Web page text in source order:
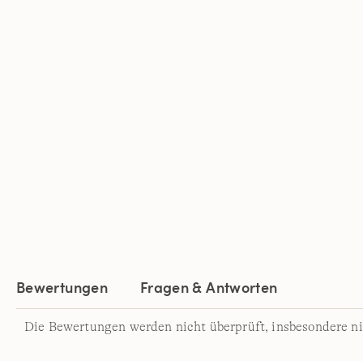
Bewertungen Fragen & Antworten
Die Bewertungen werden nicht überprüft, insbesondere